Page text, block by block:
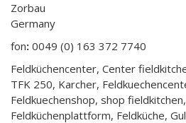
Zorbau
Germany
fon: 0049 (0) 163 372 7740
Feldküchencenter, Center
TFK 250, Karcher,
Feldkuechenshop, shop
Feldküchenplattform, Feldküche,